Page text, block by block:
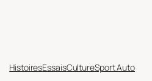
HistoiresEssaisCultureSport Auto